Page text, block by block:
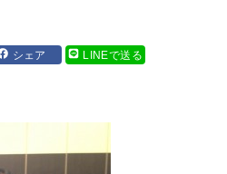
シェア LINEで送る